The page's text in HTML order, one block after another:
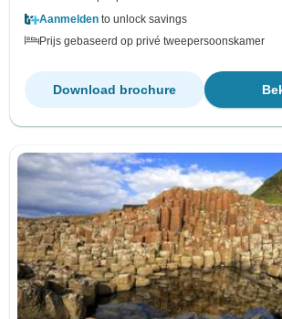
Aanmelden to unlock savings
Prijs gebaseerd op privé tweepersoonskamer
Download brochure